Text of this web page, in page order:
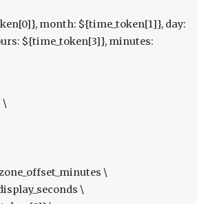
month: ${time_token[1]}, day:
${time_token[3]}, minutes:
\
\
\